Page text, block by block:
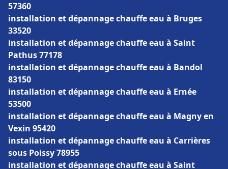
57360
installation et dépannage chauffe eau à Bruges
33520
installation et dépannage chauffe eau à Saint
Pathus 77178
installation et dépannage chauffe eau à Bandol
83150
installation et dépannage chauffe eau à Ernée
53500
installation et dépannage chauffe eau à Magny en
Vexin 95420
installation et dépannage chauffe eau à Carrières
sous Poissy 78955
installation et dépannage chauffe eau à Saint